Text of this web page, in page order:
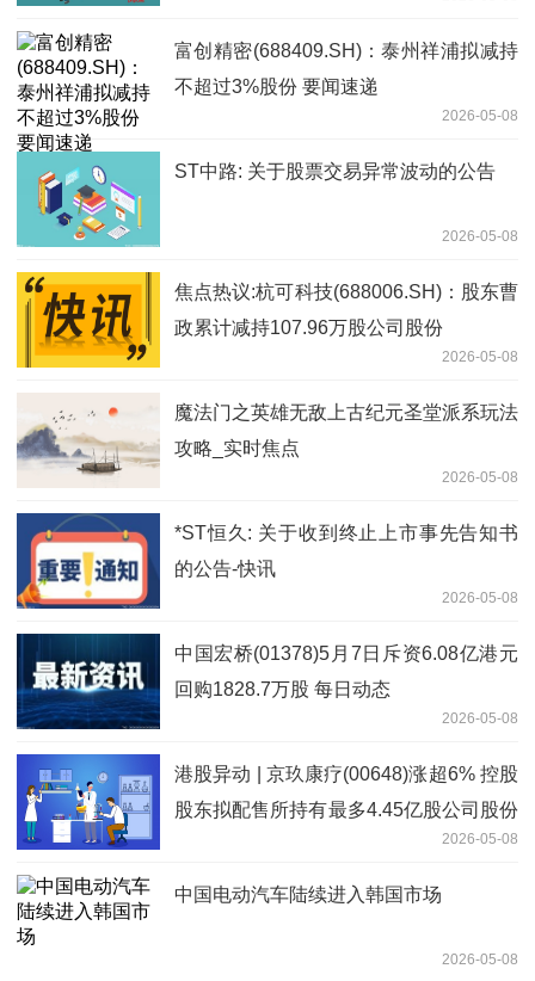
富创精密(688409.SH)：泰州祥浦拟减持
不超过3%股份 要闻速递
2026-05-08
ST中路: 关于股票交易异常波动的公告
2026-05-08
焦点热议:杭可科技(688006.SH)：股东曹
政累计减持107.96万股公司股份
2026-05-08
魔法门之英雄无敌上古纪元圣堂派系玩法
攻略_实时焦点
2026-05-08
*ST恒久: 关于收到终止上市事先告知书
的公告-快讯
2026-05-08
中国宏桥(01378)5月7日斥资6.08亿港元
回购1828.7万股 每日动态
2026-05-08
港股异动 | 京玖康疗(00648)涨超6% 控股
股东拟配售所持有最多4.45亿股公司股份
2026-05-08
中国电动汽车陆续进入韩国市场
2026-05-08